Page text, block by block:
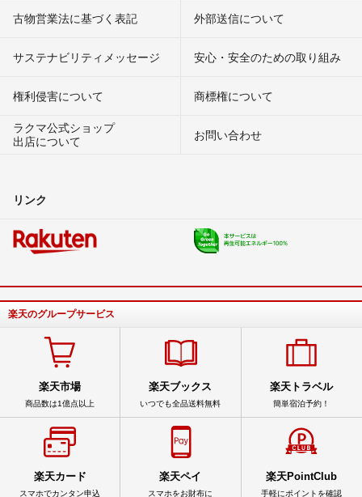
古物営業法に基づく表記 外部送信について
サステナビリティメッセージ 安心・安全のための取り組み
権利侵害について
商標権について
ラクマ公式ショップ
出店について
お問い合わせ
リンク
楽天のグループサービス
楽天市場
商品数は1億点以上
楽天ブックス
いつでも全品送料無料
楽天トラベル
簡単宿泊予約！
楽天カード
スマホでカンタン申込
楽天ペイ
スマホをお財布に
楽天PointClub
手軽にポイントを確認